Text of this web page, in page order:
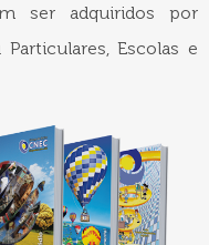
ser adquiridos por
Escolas e